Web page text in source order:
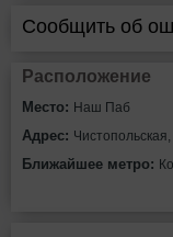
Сообщить об
Расположение
Место: Наш Паб
Адрес: Чистопольская,
Ближайшее метро: